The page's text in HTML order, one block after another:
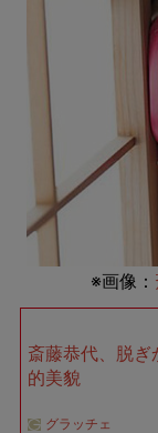
※画像：
斎藤恭代、脱ぎ
的美貌
グラッチェ